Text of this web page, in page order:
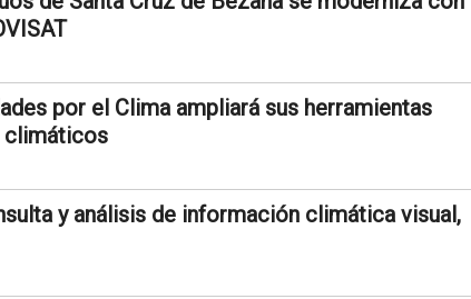
por el Clima ampliará sus herramientas
climáticos
y análisis de información climática visual,